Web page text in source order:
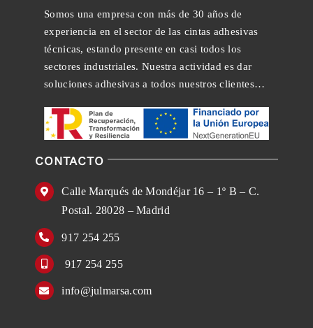
Somos una empresa con más de 30 años de
experiencia en el sector de las cintas adhesivas
técnicas, estando presente en casi todos los
sectores industriales. Nuestra actividad es dar
soluciones adhesivas a todos nuestros clientes…
CONTACTO
Calle Marqués de Mondéjar 16 – 1º B – C.
Postal. 28028 – Madrid
917 254 255
917 254 255
info@julmarsa.com